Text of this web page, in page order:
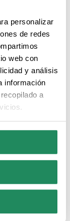
personalizar
de redes
web con
y análisis
información
a
servidor
página) para
son
cookies
con
y
En